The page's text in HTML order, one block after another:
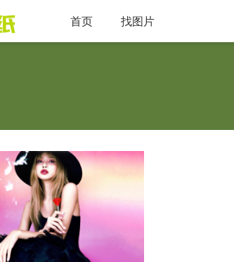
首页 找图片